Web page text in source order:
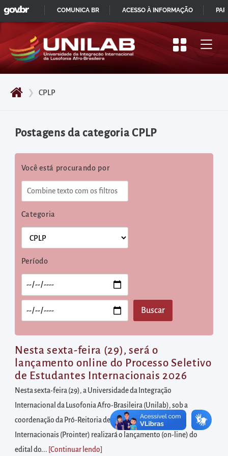
Pular
para
início
do
principal
Acessar
diretamente
o
menu
principal
Acessar
diretamente
área
para
realizar
buscas
internas
diretamente
as
informações
postas
no
rodapé
❯ CPLP
Postagens da categoria CPLP
Você está procurando por
Categoria
Período
Nesta sexta-feira (29), será o
lançamento online do Processo Seletivo
de Estudantes Internacionais 2026
Nesta sexta-feira (29), a Universidade da Integração
Internacional da Lusofonia Afro-Brasileira (Unilab), sob a
coordenação da Pró-Reitoria de Relações Institucionais e
Internacionais (Prointer) realizará o lançamento (on-line) do
edital do... [Continuar lendo
IR
PARA
CONTEÚDO
GOVBR
COMUNICA BR ACESSO À INFORMAÇÃO